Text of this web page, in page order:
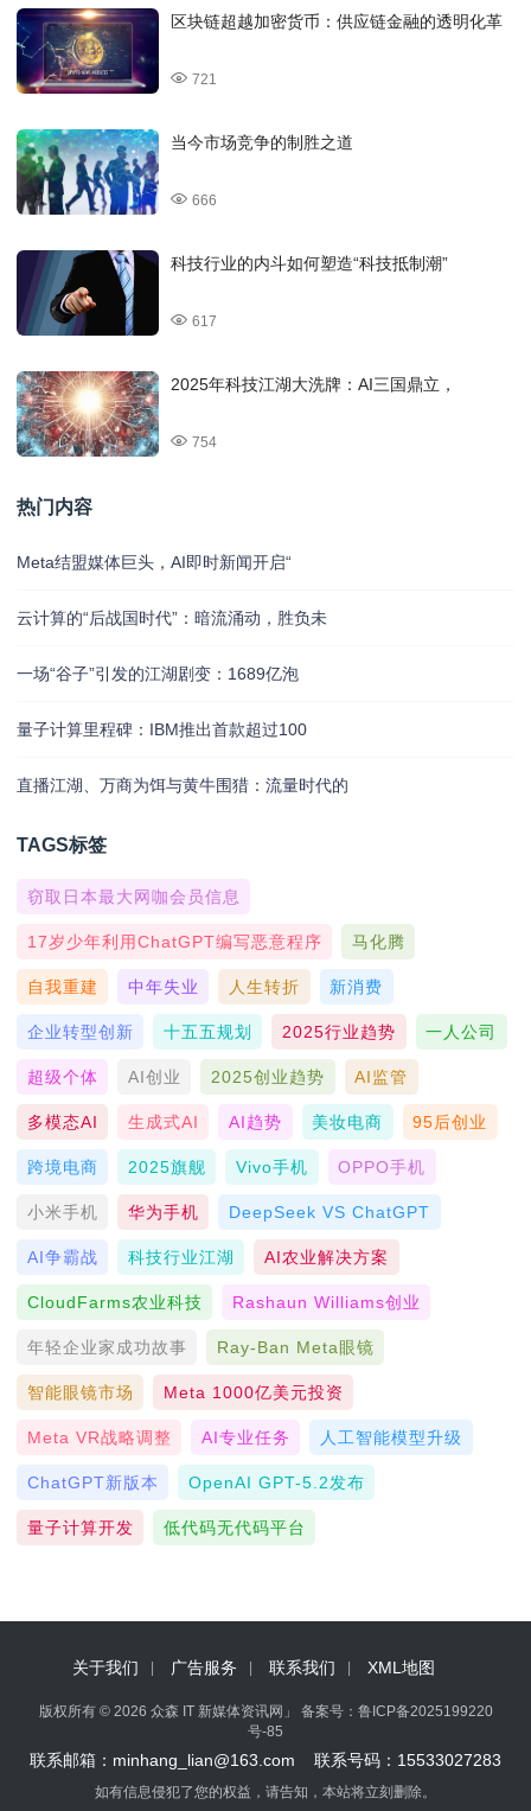
区块链超越加密货币：供应链金融的透明化革
721
当今市场竞争的制胜之道
666
科技行业的内斗如何塑造“科技抵制潮”
617
2025年科技江湖大洗牌：AI三国鼎立，
754
热门内容
Meta结盟媒体巨头，AI即时新闻开启“
云计算的“后战国时代”：暗流涌动，胜负未
一场“谷子”引发的江湖剧变：1689亿泡
量子计算里程碑：IBM推出首款超过100
直播江湖、万商为饵与黄牛围猎：流量时代的
TAGS标签
窃取日本最大网咖会员信息
17岁少年利用ChatGPT编写恶意程序 马化腾
自我重建 中年失业 人生转折 新消费
企业转型创新 十五五规划 2025行业趋势 一人公司
超级个体 AI创业 2025创业趋势 AI监管
多模态AI 生成式AI AI趋势 美妆电商 95后创业
跨境电商 2025旗舰 Vivo手机 OPPO手机
小米手机 华为手机 DeepSeek VS ChatGPT
AI争霸战 科技行业江湖 AI农业解决方案
CloudFarms农业科技 Rashaun Williams创业
年轻企业家成功故事 Ray-Ban Meta眼镜
智能眼镜市场 Meta 1000亿美元投资
Meta VR战略调整 AI专业任务 人工智能模型升级
ChatGPT新版本 OpenAI GPT-5.2发布
量子计算开发 低代码无代码平台
关于我们 广告服务 联系我们 XML地图
版权所有 © 2026 众森 IT 新媒体资讯网」 备案号： 鲁ICP备2025199220
号-85
联系邮箱：minhang_lian@163.com 联系号码：15533027283
如有信息侵犯了您的权益，请告知，本站将立刻删除。